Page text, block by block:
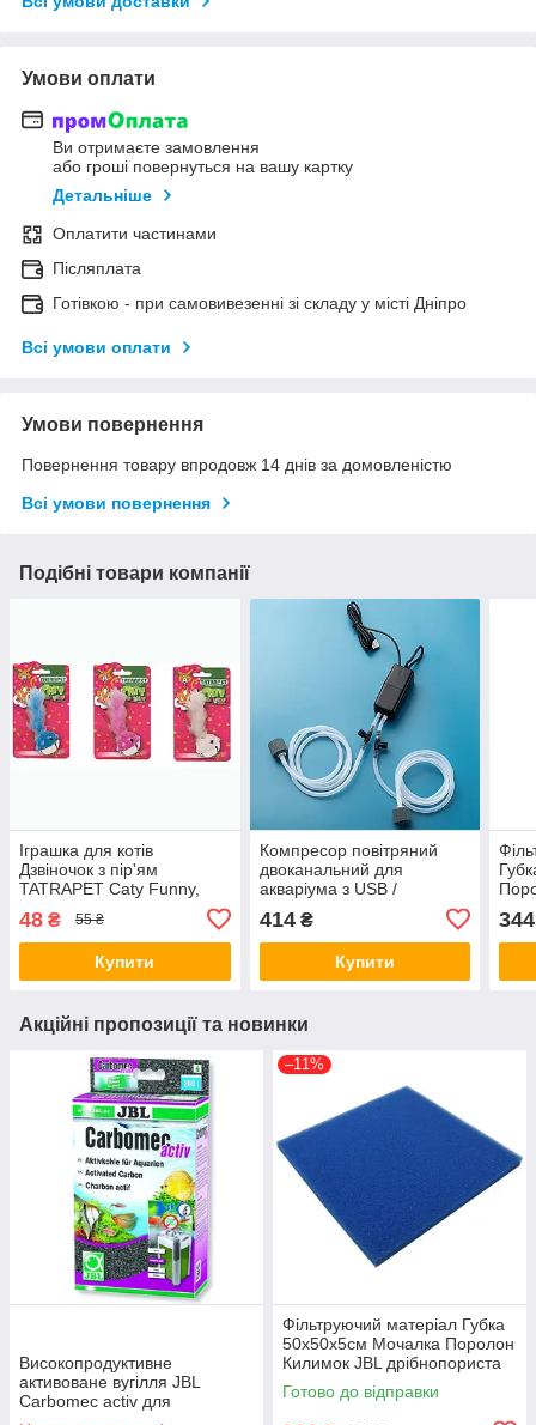
Умови оплати
Ви отримаєте замовлення
або гроші повернуться на вашу картку
Детальніше
Оплатити частинами
Післяплата
Готівкою - при самовивезенні зі складу у місті Дніпро
Всі умови оплати
Умови повернення
Повернення товару впродовж 14 днів за домовленістю
Всі умови повернення
Подібні товари компанії
Іграшка для котів
Дзвіночок з пір'ям
TATRAPET Caty Funny,
3.8х10 см, різні кольори, 1
шт (*)
48 ₴ 55 ₴
Купити
Компресор повітряний
двоканальний для
акваріума з USB /
3.2х3.2х7.5 см
414₴
Купити
344
Акційні пропозиції та новинки
Високопродуктивне
активоване вугілля JBL
Carbomec activ для
прісноводних акваріумів, 400
–11%
Фільтруючий матеріал Губка
50х50х5см Мочалка Поролон
Килимок JBL дрібнопориста
1-3 мм 6256100
Готово до відправки